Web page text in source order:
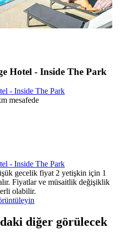
Hotel - Inside The Park
- Inside The Park
mesafede
- Inside The Park
gecelik fiyat 2 yetişkin için 1
Fiyatlar ve müsaitlik değişiklik
olabilir.
diğer görülecek